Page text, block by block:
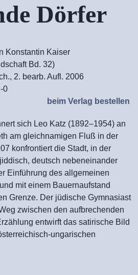
Dörfer
Konstantin Kaiser
Bd. 32)
2. bearb. Aufl. 2006
0
beim Verlag bestellen
sich Leo Katz (1892–1954) an
am gleichnamigen Fluß in der
konfrontiert die Stadt, in der
deutsch nebeneinander
Einführung des allgemeinen
mit einem Bauernaufstand
Grenze. Der jüdische Gymnasiast
zwischen den aufbrechenden
entwirft das satirische Bild
ungarischen